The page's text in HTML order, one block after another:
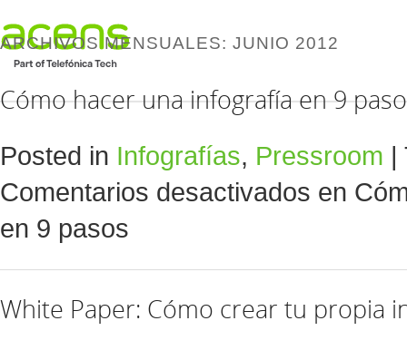
ARCHIVOS MENSUALES: JUNIO 2012
Cómo hacer una infografía en 9
Posted in Infografías, Pressroom
Comentarios desactivados en
en 9 pasos
White Paper: Cómo crear tu propia